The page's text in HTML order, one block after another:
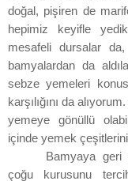
doğal, pişiren de
hepimiz keyifle
mesafeli dursalar
bamyalardan da
sebze yemeleri
karşılığını da
yemeye gönüllü
içinde yemek çeşitlerini
Bamyaya geri
çoğu kurusunu